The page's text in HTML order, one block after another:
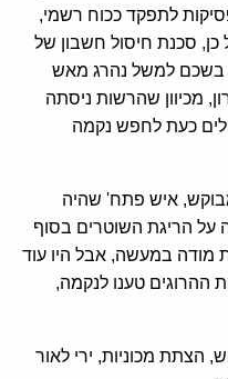
לתפקד ככוח רשמי,
כן, סכנת חיסול חשבון של
בשכם למשל נהרג מאש
מכיוון שהרשות ניסתה
כעת לחפש נקמה
איש פתח' שהיה
על הריגת השוטרים בסוף
מודה במעשה, אבל היו עוד
טענו לנקמה,
הצתת מכוניות, ירי לאור